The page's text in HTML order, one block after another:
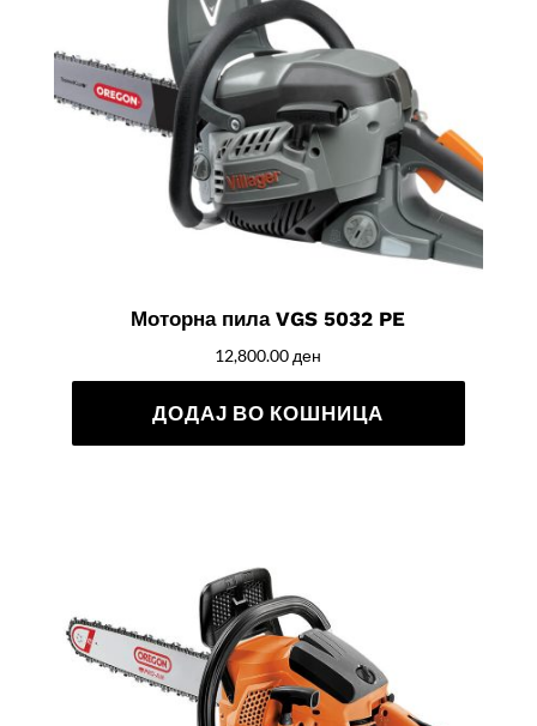
Моторна пила VGS 5032 PE
12,800.00 ден
ДОДАЈ ВО КОШНИЦА